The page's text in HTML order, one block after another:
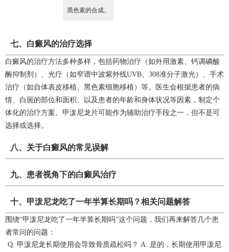
黑色素的合成。
七、白癜风的治疗选择
白癜风的治疗方法多种多样，包括药物治疗（如外用激素、钙调磷酸
酶抑制剂）、光疗（如窄谱中波紫外线UVB、308准分子激光）、手术
治疗（如自体表皮移植、黑色素细胞移植）等。医生会根据患者的病
情、白斑的部位和面积、以及患者的年龄和身体状况等因素，制定个
体化的治疗方案。甲泼尼龙片可能作为辅助治疗手段之一，但不是可
选择或选择。
八、关于白癜风的常见误解
九、患者视角下的白癜风治疗
十、甲泼尼龙吃了一年半算长期吗？相关问题解答
围绕“甲泼尼龙吃了一年半算长期吗”这个问题，我们再来解答几个患
者常问的问题：
Q: 甲泼尼龙长期使用会导致骨质疏松吗？ A: 是的，长期使用甲泼尼